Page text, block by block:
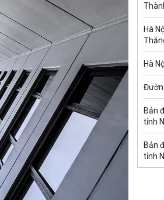
Hà
Hà
Bản
tỉnh
Bản
tỉnh